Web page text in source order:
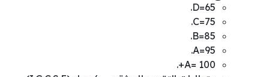
D=65.
C=75.
B=85.
A=95.
A= 100+.